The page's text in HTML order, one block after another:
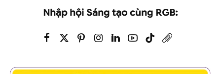
Nhập hội Sáng tạo cùng RGB: